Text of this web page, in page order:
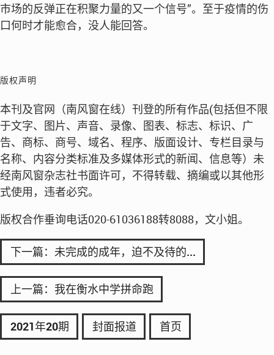
市场的反弹正在积聚力量的又一个信号”。至于疫情的伤
口何时才能愈合，没人能回答。
版权声明
本刊及官网（南风窗在线）刊登的所有作品(包括但不限
于文字、图片、声音、录像、图表、标志、标识、广
告、商标、商号、域名、程序、版面设计、专栏目录与
名称、内容分类标准及多媒体形式的新闻、信息等）未
经南风窗杂志社书面许可，不得转载、摘编或以其他形
式使用，违者必究。
版权合作垂询电话020-61036188转8088，文小姐。
下一篇：未完成的成年，迫不及待的...
上一篇：我在衡水中学拼命跑
2021年20期 封面报道 首页